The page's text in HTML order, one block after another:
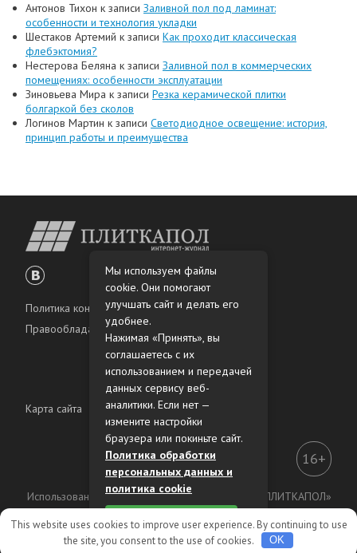
Антонов Тихон к записи Заливной пол под ламинат:
особенности и технология укладки
Шестаков Артемий к записи Как проходит классическая
флебэктомия?
Нестерова Беляна к записи Заливной пол в коммерческих
помещениях: особенности эксплуатации
Зиновьева Мира к записи Резка керамической плитки
болгаркой без сколов
Логинов Мартин к записи Светодиодное освещение: история,
принцип работы и преимущества
Политика конфиденциальности
Правообладателям
Карта сайта
16+
Использование материалов интернет-журнала «ПЛИТКАПОЛ»
разрешено только с предварительного согласия
правообладателей.
Мы используем файлы
cookie. Они помогают
улучшать сайт и делать его
удобнее.
Нажимая «Принять», вы
соглашаетесь с их
использованием и передачей
данных сервису веб-
аналитики. Если нет —
измените настройки
браузера или покиньте сайт.
Политика обработки
персональных данных и
политика cookie
This website uses cookies to improve user experience. By continuing to use
the site, you consent to the use of cookies.
OK